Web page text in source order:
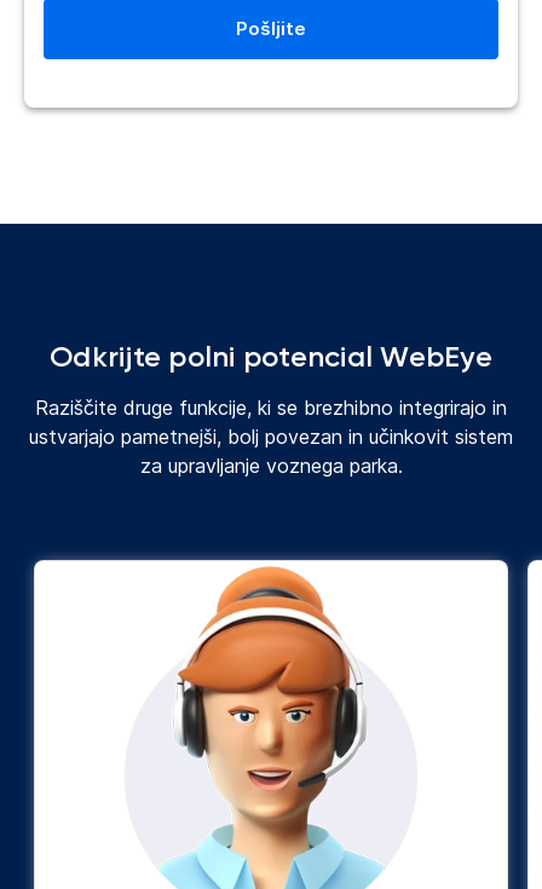
Odkrijte polni potencial WebEye
Raziščite druge funkcije, ki se brezhibno integrirajo in
ustvarjajo pametnejši, bolj povezan in učinkovit sistem
za upravljanje voznega parka.